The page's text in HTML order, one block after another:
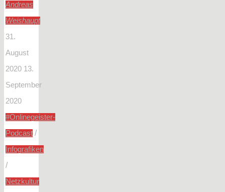
Andreas
Weishaupt
31.
August
2020 13.
September
2020
#Onlinegeister-
Podcast/
Infografiken
/
Netzkultur